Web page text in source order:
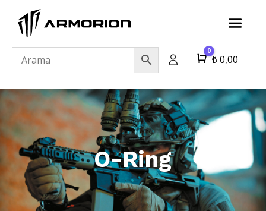
Cart
0
₺0,00
O-Ring